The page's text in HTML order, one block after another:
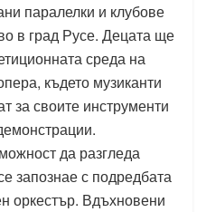
паралелки и клубове
в град Русе. Децата ще
среда на
където музиканти
за своите инструменти
да разгледа
запознае с подредбата
оркестър. Вдъхновени